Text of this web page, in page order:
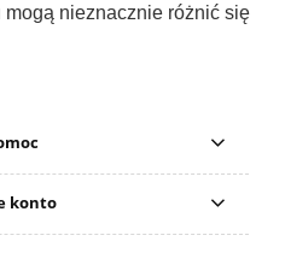
nieznacznie różnić się
konto